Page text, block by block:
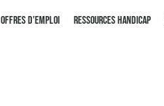
Offres d’emploi Ressources handicap